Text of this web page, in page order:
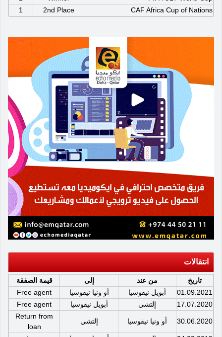
CAF Africa Cup of Nations
2nd Place
1
انتقالات
تاريخ من عند إلى
قيمة الصفقة
01.09.2021
أبويل نيقوسيا أو ونيا نيقوسيا
Free agent
17.07.2020
إلتشي أبويل نيقوسيا Free agent
30.06.2020 أو ونيا نيقوسيا إلتشي
Return from
loan